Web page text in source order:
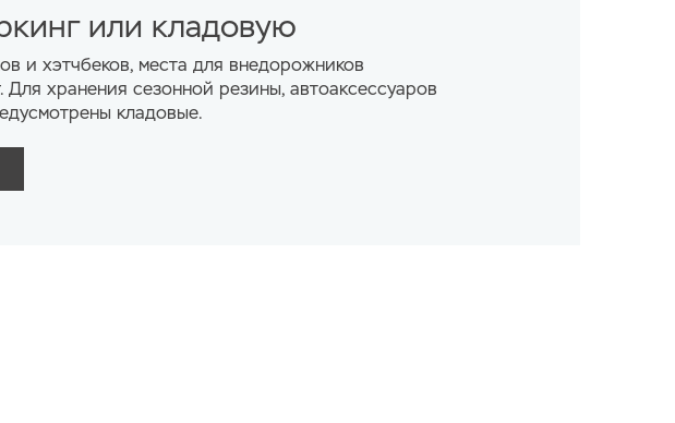
см с хромированным сифоном и хромированным
смесителем, душевое стекло 1950х1100х80 мм, душевая
система с тропическим душем, изливом и душевой лейкой.
Одноуровневый натяжной потолок с светодиодным
или кладовую
и хэтчбеков, места для внедорожников
Для хранения сезонной резины, автоаксессуаров
кладовые.